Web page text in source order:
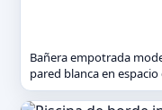
Bañera empotrada
pared blanca en